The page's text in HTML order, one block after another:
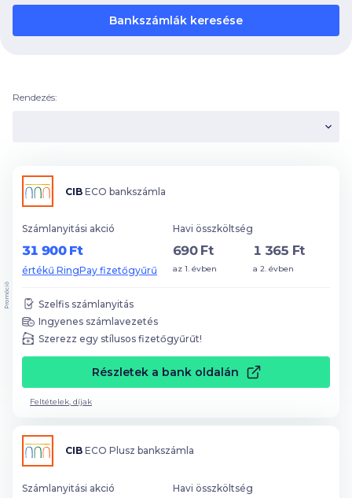
Bankszámlák keresése
Rendezés:
CIB ECO bankszámla
Számlanyitási akció
31 900 Ft
értékű RingPay fizetőgyűrű
Havi összköltség
690 Ft
az 1. évben
1 365 Ft
a 2. évben
Szelfis számlanyitás
Ingyenes számlavezetés
Szerezz egy stílusos fizetőgyűrűt!
Részletek a bank oldalán
Feltételek, díjak
Promóció
CIB ECO Plusz bankszámla
Számlanyitási akció Havi összköltség